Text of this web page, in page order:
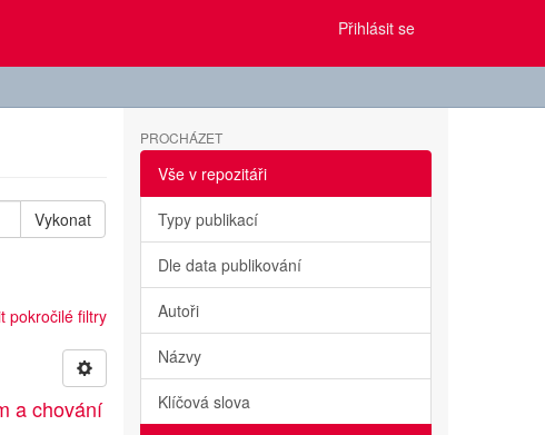
Přihlásit se
Vykonat
pokročilé filtry
a chování
PROCHÁZET
Vše v repozitáři
Typy publikací
Dle data publikování
Autoři
Názvy
Klíčová slova